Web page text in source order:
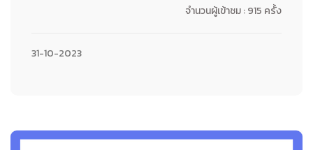
จำนวนผู้เข้าชม : 915 ครั้ง
31-10-2023